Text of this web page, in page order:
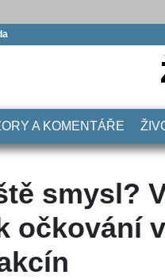
A KOMENTÁŘE
smysl?
očkování